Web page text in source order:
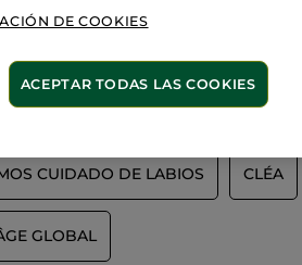
más
CUIDADO DE LABIOS CLÉA
GLOBAL
DE COOKIES
ACEPTAR TODAS LAS COOKIES